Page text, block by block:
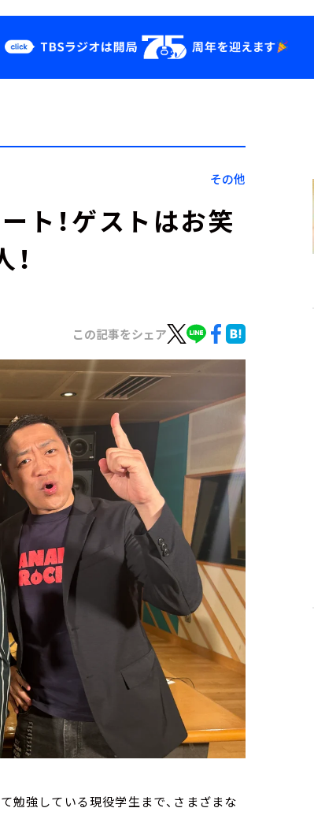
YouTube
その他
ト！ゲストはお笑
この記事をシェア
勉強している現役学生まで、さまざまな